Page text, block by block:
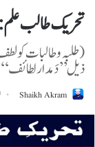
تحریک طالب
( طلبہ و طالبات کو
ذیل ’’ دَمدار
Shaikh Akram